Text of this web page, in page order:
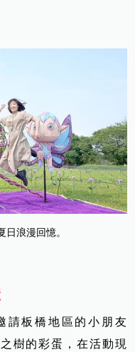
浪漫回憶。
請板橋地區的小朋友
樹的彩蛋，在活動現